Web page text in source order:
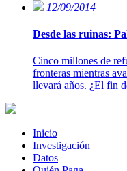
12/09/2014
Desde las ruinas:
Cinco millones de
fronteras mientras
llevará años. ¿El fin
Inicio
Investigación
Datos